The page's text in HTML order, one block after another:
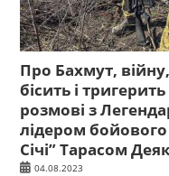
Про Бахмут,
бісить і
розмові з
лідером бойового
Січі” Тарасом
04.08.2023